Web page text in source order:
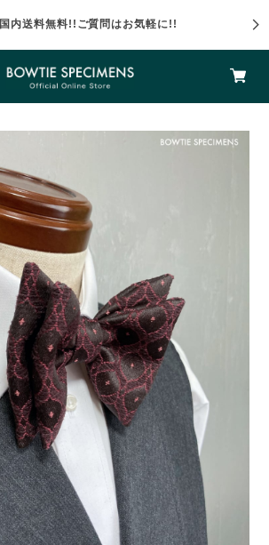
国内送料無料!!ご質問はお気軽に!!